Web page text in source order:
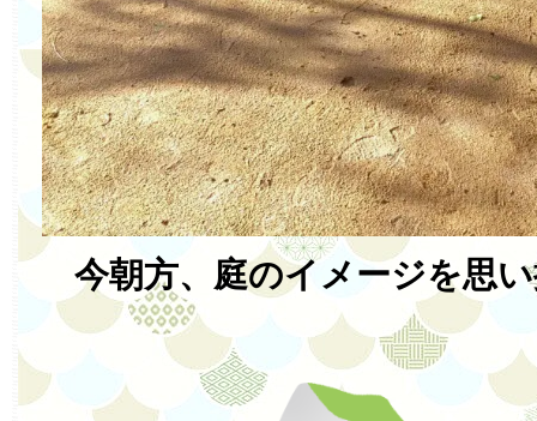
今朝方、庭のイメージを思